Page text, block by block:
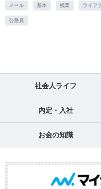
メール 基本 残業 ライフ
公務員
社会人ライフ
内定・入社
お金の知識